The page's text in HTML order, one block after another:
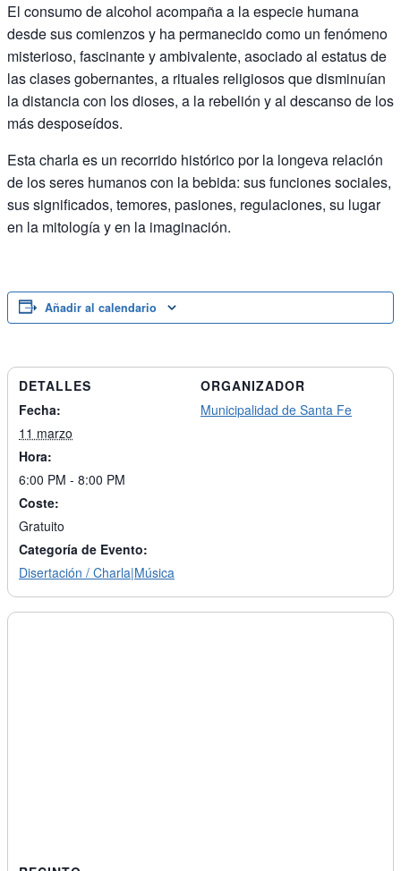
El consumo de alcohol acompaña a la especie humana
desde sus comienzos y ha permanecido como un fenómeno
misterioso, fascinante y ambivalente, asociado al estatus de
las clases gobernantes, a rituales religiosos que disminuían
la distancia con los dioses, a la rebelión y al descanso de los
más desposeídos.
Esta charla es un recorrido histórico por la longeva relación
de los seres humanos con la bebida: sus funciones sociales,
sus significados, temores, pasiones, regulaciones, su lugar
en la mitología y en la imaginación.
Añadir al calendario
DETALLES
Fecha:
11 marzo
Hora:
6:00 PM - 8:00 PM
Coste:
Gratuito
Categoría de Evento:
Disertación / Charla|Música
ORGANIZADOR
Municipalidad de Santa Fe